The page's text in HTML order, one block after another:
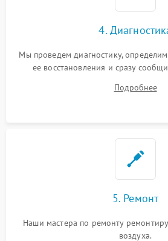
4.
Мы проведем диагностику,
ее восстановления и сразу
Подробнее
5. Ремонт
Наши мастера по ремонту
воздуха.